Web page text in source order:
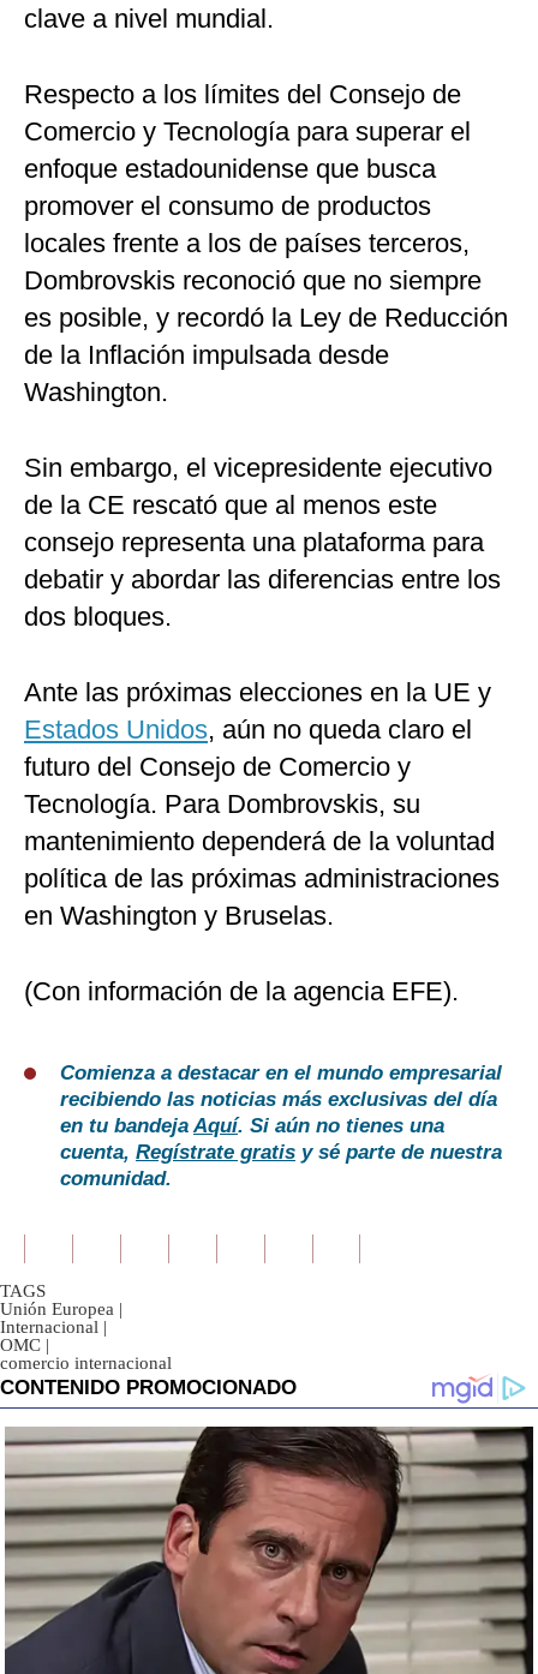
clave a nivel mundial.
Respecto a los límites del Consejo de
Comercio y Tecnología para superar el
enfoque estadounidense que busca
promover el consumo de productos
locales frente a los de países terceros,
Dombrovskis reconoció que no siempre
es posible, y recordó la Ley de Reducción
de la Inflación impulsada desde
Washington.
Sin embargo, el vicepresidente ejecutivo
de la CE rescató que al menos este
consejo representa una plataforma para
debatir y abordar las diferencias entre los
dos bloques.
Ante las próximas elecciones en la UE y
Estados Unidos, aún no queda claro el
futuro del Consejo de Comercio y
Tecnología. Para Dombrovskis, su
mantenimiento dependerá de la voluntad
política de las próximas administraciones
en Washington y Bruselas.
(Con información de la agencia EFE).
Comienza a destacar en el mundo empresarial
recibiendo las noticias más exclusivas del día
en tu bandejaAquí. Si aún no tienes una
cuenta, Regístrate gratis y sé parte de nuestra
comunidad.
TAGS
Unión Europea |
Internacional |
OMC |
comercio internacional